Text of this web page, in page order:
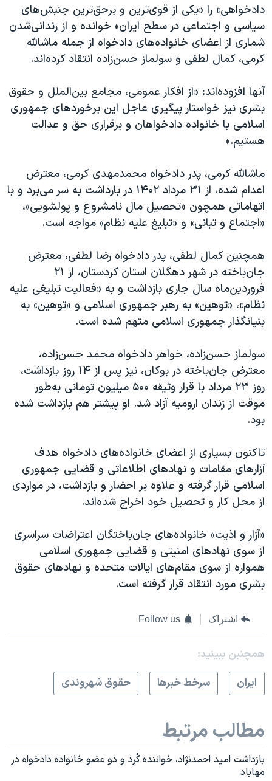
دادخواهی» را «یکی از قوی‌ترین و برحق‌ترین جنبش‌های
سیاسی و اجتماعی در سطح ایران» خوانده و از زندانی‌شدن
شماری از اعضای خانواده‌های دادخواه از جمله ماشالله
کرمی، کمال لطفی و سولماز حسن‌زاده انتقاد کرده‌اند.
آنها افزوده‌اند: «از افکار عمومی، مجامع بین‌الملل و حقوق
بشری نیز خواستار پیگیری عاجل این برخوردهای جمهوری
اسلامی با خانواده دادخواهان و برقراری حق و عدالت
هستیم.»
ماشالله کرمی، پدر دادخواه محمدمهدی کرمی، معترض
اعدام شده، از ۳۱ مرداد ۱۴۰۲ در بازداشت به سر می‌برد و با
اتهاماتی همچون «تحصیل مال نامشروع و پولشویی»،
«اجتماع و تبانی» و «تبلیغ علیه نظام» مواجه است.
همچنین کمال لطفی، پدر دادخواه رضا لطفی، معترض
جان‌باخته در شهر دهگلان استان کردستان، از ۲۱
فروردین‌ماه سال جاری بازداشت و به «فعالیت تبلیغی علیه
نظام»، «توهین» به رهبر جمهوری اسلامی و «توهین» به
بنیانگذار جمهوری اسلامی متهم شده است.
سولماز حسن‌زاده، خواهر دادخواه محمد حسن‌زاده،
معترض جان‌باخته در بوکان، نیز پس از ۱۴ روز بازداشت،
روز ۲۳ مرداد با قرار وثیقه ۵۰۰‌ ميليون تومانی به‌طور
موقت از زندان ارومیه آزاد شد. او پیشتر هم بازداشت شده
بود.
تاکنون بسیاری از اعضای خانواده‌های دادخواه هدف
آزارهای مقامات و نهادهای اطلاعاتی و قضایی جمهوری
اسلامی قرار گرفته‌ و علاوه بر احضار و بازداشت، در مواردی
از محل کار و تحصیل خود اخراج شده‌اند.
«آزار و اذیت» خانواده‌های جان‌باختگان اعتراضات سراسری
از سوی نهادهای امنیتی و قضایی جمهوری اسلامی
همواره از سوی مقام‌های ایالات متحده و نهادهای حقوق
بشری مورد انتقاد قرار گرفته است.
اشتراک Follow us
همچنبن ببینید:
ايران
سرخط خبرها حقوق شهروندی
مطالب مرتبط
بازداشت امید احمدنژاد، خواننده کُرد و دو عضو خانواده دادخواه در
مهاباد